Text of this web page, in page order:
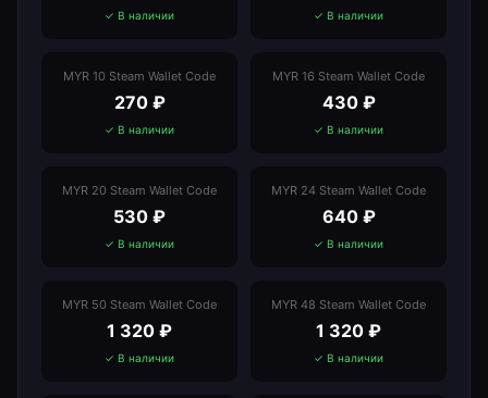
✓ В наличии ✓ В наличии
MYR 10 Steam Wallet Code
270₽
✓ В наличии
MYR 16 Steam Wallet Code
430₽
✓ В наличии
MYR 20 Steam Wallet Code
530 ₽
✓ В наличии
MYR 24 Steam Wallet Code
640₽
✓ В наличии
MYR 50 Steam Wallet Code
1 320 ₽
✓ В наличии
MYR 48 Steam Wallet Code
1 320 ₽
✓ В наличии